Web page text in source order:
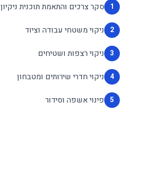
1 סקר צרכים והתאמת תוכנית ניקיון
2 ניקוי משטחי עבודה וציוד
3 ניקוי רצפות ושטיחים
4 ניקוי חדרי שירותים ומטבחון
5 פינוי אשפה וסידור